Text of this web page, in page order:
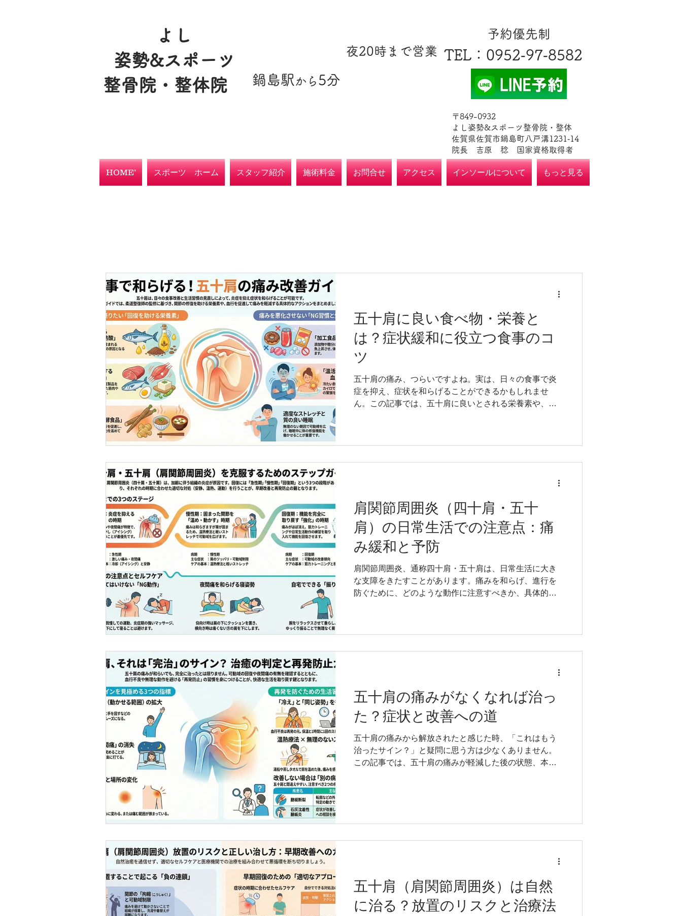
よし
姿勢&スポーツ
整骨院・整体院
​夜20時まで営業
​鍋島駅 から 5分
​予約優先制
TEL ​：0952‐97‐8582
​〒849-0932
よし姿勢&スポーツ整骨院・整体
佐賀県佐賀市鍋島町八戸溝1231‐14
​​院長 吉原 稔​ 国家資格取得者
HOME’ スポーツ ホーム スタッフ紹介 施術料金 お問合せ アクセス インソールについて もっと見る
五十肩に良い食べ物・栄養と
は？症状緩和に役立つ食事のコ
ツ
五十肩の痛み、つらいですよね。実は、日々の食事で炎
症を抑え、症状を和らげることができるかもしれませ
ん。この記事では、五十肩に良いとされる栄養素や、積
整復師専科教員（大学、専門学校の柔道整復師科で講義
2015年 医療法人堺整形外科医院 福岡スポーツクリニッ
ク 2015～2017年 医療法人TSC タケダスポーツクリニッ
ク 2018～現在 よし姿勢＆スポーツ整骨院・整体院
2014～2017年 福岡医療専門学校 非常勤講師 2015～
2023年 九州医療専門学校 非常勤講師 2024～現在
で、症状の根本改善を目指す整体・整骨院をお探しの方
へ。 よし姿勢＆スポーツ整骨院・整体院で
肩関節周囲炎（四十肩・五十
肩）の日常生活での注意点：痛
み緩和と予防
肩関節周囲炎、通称四十肩・五十肩は、日常生活に大き
な支障をきたすことがあります。痛みを和らげ、進行を
防ぐために、どのような動作に注意すべきか、具体的な
稔 資格：柔道整復師 （整骨院を開業できる国家資格）
講義することができる資格） NSCA CSCS（全米ストレ
ングス・コンディショニングスペシャリスト） 経歴 2010
～2015年 医療法人堺整形外科医院 福岡スポーツクリニ
ック 2015～2017年 医療法人TSC タケダスポーツクリニ
2014～2017年 福岡医療専門学校 非常勤講師 2015～
2023年 九州医療専門学校 非常勤講師 2024～現在
福岡医健・スポーツ専門学校 非常勤講師 目次 肩関節周
五十肩の痛みがなくなれば治っ
た？症状と改善への道
五十肩の痛みから解放されたと感じた時、「これはもう
治ったサイン？」と疑問に思う方は少なくありません。
この記事では、五十肩の痛みが軽減した後の状態、本当
柔道整復師科で講義することができる資格） NSCA
福岡スポーツクリニック 2015～2017年 医療法人TSC タ
ツ整骨院・整体院 2014～2017年 福岡医療専門学校 非
常勤講師 2015～2023年 九州医療専門学校 非常勤講師
2024～現在 福岡医健・スポーツ専門学校 非常勤講
五十肩（肩関節周囲炎）は自然
に治る？放置のリスクと治療法